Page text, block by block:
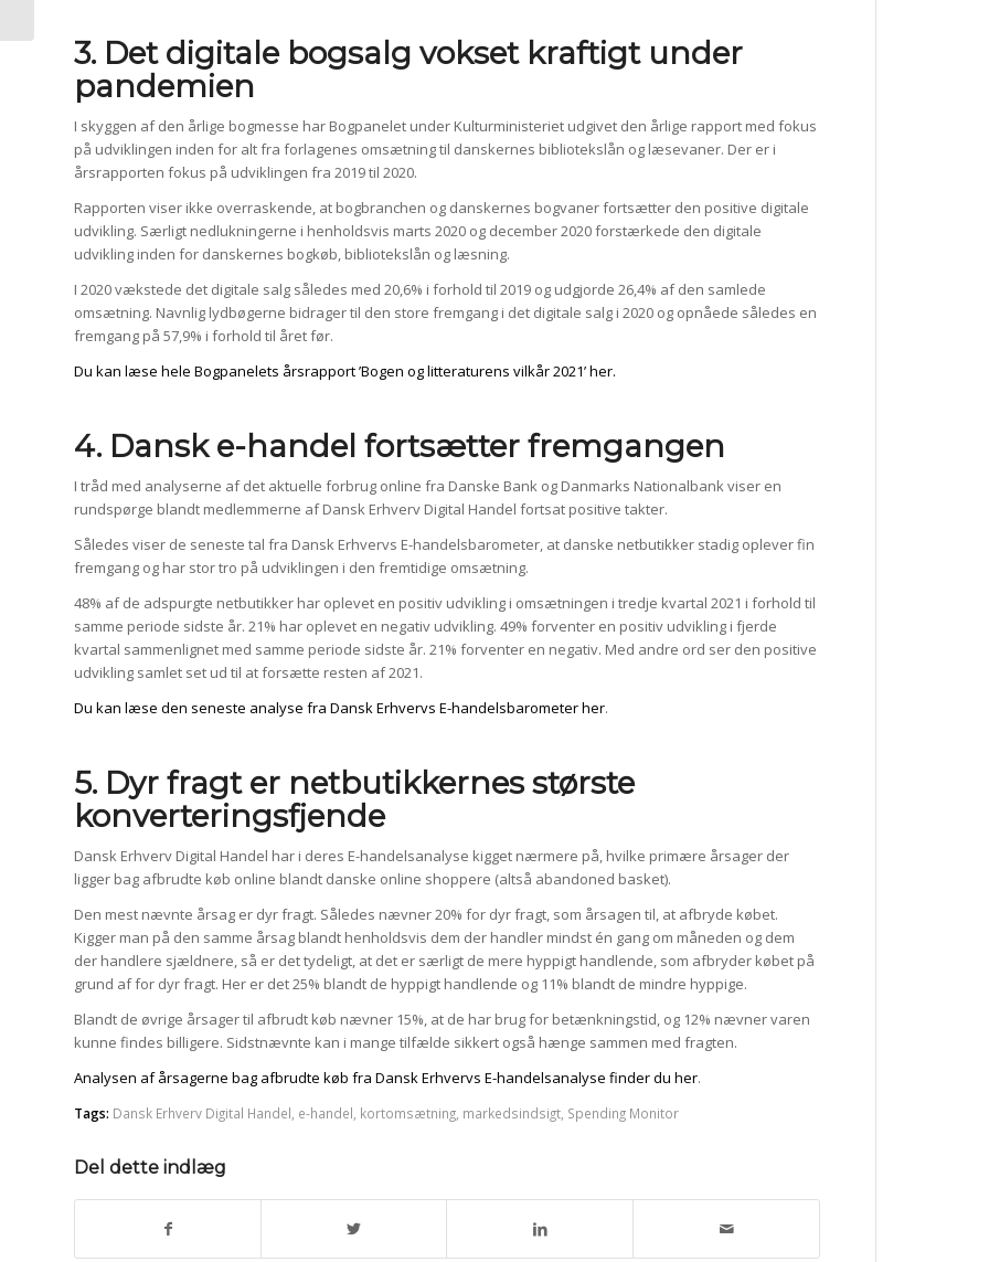
3. Det digitale bogsalg vokset kraftigt under
pandemien
I skyggen af den årlige bogmesse har Bogpanelet under Kulturministeriet udgivet den årlige rapport med fokus
på udviklingen inden for alt fra forlagenes omsætning til danskernes bibliotekslån og læsevaner. Der er i
årsrapporten fokus på udviklingen fra 2019 til 2020.
Rapporten viser ikke overraskende, at bogbranchen og danskernes bogvaner fortsætter den positive digitale
udvikling. Særligt nedlukningerne i henholdsvis marts 2020 og december 2020 forstærkede den digitale
udvikling inden for danskernes bogkøb, bibliotekslån og læsning.
I 2020 vækstede det digitale salg således med 20,6% i forhold til 2019 og udgjorde 26,4% af den samlede
omsætning. Navnlig lydbøgerne bidrager til den store fremgang i det digitale salg i 2020 og opnåede således en
fremgang på 57,9% i forhold til året før.
Du kan læse hele Bogpanelets årsrapport ’Bogen og litteraturens vilkår 2021’ her.
4. Dansk e-handel fortsætter fremgangen
I tråd med analyserne af det aktuelle forbrug online fra Danske Bank og Danmarks Nationalbank viser en
rundspørge blandt medlemmerne af Dansk Erhverv Digital Handel fortsat positive takter.
Således viser de seneste tal fra Dansk Erhvervs E-handelsbarometer, at danske netbutikker stadig oplever fin
fremgang og har stor tro på udviklingen i den fremtidige omsætning.
48% af de adspurgte netbutikker har oplevet en positiv udvikling i omsætningen i tredje kvartal 2021 i forhold til
samme periode sidste år. 21% har oplevet en negativ udvikling. 49% forventer en positiv udvikling i fjerde
kvartal sammenlignet med samme periode sidste år. 21% forventer en negativ. Med andre ord ser den positive
udvikling samlet set ud til at forsætte resten af 2021.
Du kan læse den seneste analyse fra Dansk Erhvervs E-handelsbarometer her.
5. Dyr fragt er netbutikkernes største
konverteringsfjende
Dansk Erhverv Digital Handel har i deres E-handelsanalyse kigget nærmere på, hvilke primære årsager der
ligger bag afbrudte køb online blandt danske online shoppere (altså abandoned basket).
Den mest nævnte årsag er dyr fragt. Således nævner 20% for dyr fragt, som årsagen til, at afbryde købet.
Kigger man på den samme årsag blandt henholdsvis dem der handler mindst én gang om måneden og dem
der handlere sjældnere, så er det tydeligt, at det er særligt de mere hyppigt handlende, som afbryder købet på
grund af for dyr fragt. Her er det 25% blandt de hyppigt handlende og 11% blandt de mindre hyppige.
Blandt de øvrige årsager til afbrudt køb nævner 15%, at de har brug for betænkningstid, og 12% nævner varen
kunne findes billigere. Sidstnævnte kan i mange tilfælde sikkert også hænge sammen med fragten.
Analysen af årsagerne bag afbrudte køb fra Dansk Erhvervs E-handelsanalyse finder du her.
Tags: Dansk Erhverv Digital Handel e-handel kortomsætning markedsindsigt Spending Monitor
Del dette indlæg